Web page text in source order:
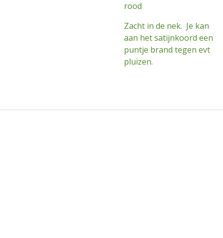
rood
Zacht in de nek. Je kan
aan het satijnkoord een
puntje brand tegen evt
pluizen.